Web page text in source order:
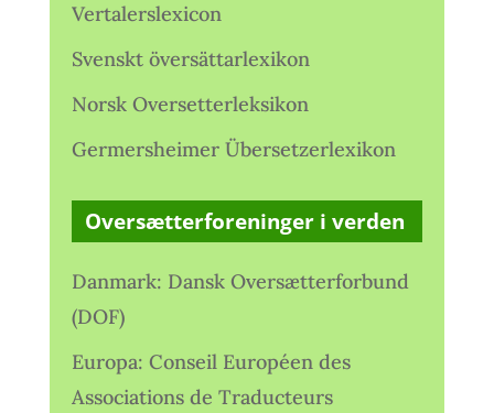
Vertalerslexicon
Svenskt översättarlexikon
Norsk Oversetterleksikon
Germersheimer Übersetzerlexikon
Oversætterforeninger i verden
Danmark: Dansk Oversætterforbund
(DOF)
Europa: Conseil Européen des
Associations de Traducteurs